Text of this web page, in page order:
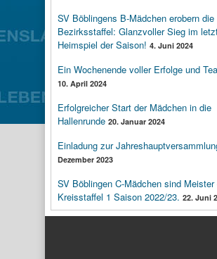
SV Böblingens B-Mädchen erobern die
Bezirksstaffel: Glanzvoller Sieg im
Heimspiel der Saison! 4. Juni 2024
Ein Wochenende voller Erfolge und
10. April 2024
Erfolgreicher Start der Mädchen in die
Hallenrunde 20. Januar 2024
Einladung zur
Dezember 2023
SV Böblingen C-Mädchen sind Meister
Kreisstaffel 1 Saison 2022/23. 22. Juni